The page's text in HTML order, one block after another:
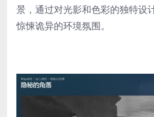
景，通过对光影和色彩的独特设
惊悚诡异的环境氛围。